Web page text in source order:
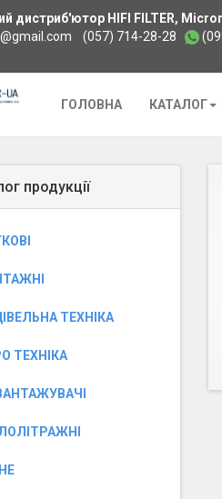
дистриб'ютор HIFI FILTER,
(057) 714-28-28
ГОЛОВНА КАТАЛОГ
продукції
ТЕХНІКА
ТЕХНІКА